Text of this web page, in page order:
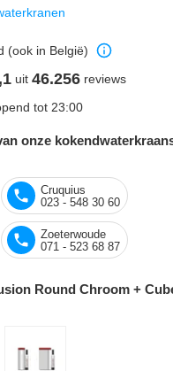
(ook in België)
uit 46.256 reviews
tot 23:00
onze
Cruquius
023 - 548 30 60
Zoeterwoude
071 - 523 68 87
Round Chroom +